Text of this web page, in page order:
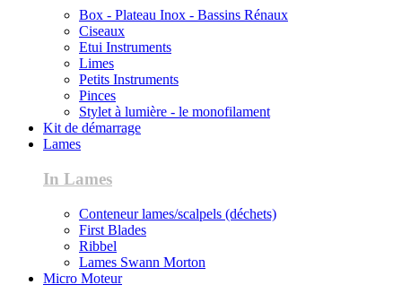
Box - Plateau Inox - Bassins Rénaux
Ciseaux
Etui Instruments
Limes
Petits Instruments
Pinces
Stylet à lumière - le monofilament
Kit de démarrage
Lames
In Lames
Conteneur lames/scalpels (déchets)
First Blades
Ribbel
Lames Swann Morton
Micro Moteur